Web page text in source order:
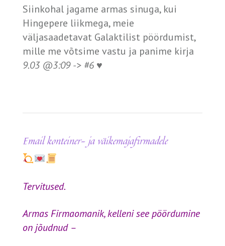
Siinkohal jagame armas sinuga, kui
Hingepere liikmega, meie
väljasaadetavat Galaktilist pöördumist,
mille me võtsime vastu ja panime kirja
9.03 @3:09 -> #6 ♥️
Email konteiner- ja väikemajafirmadele
Tervitused.
Armas Firmaomanik,kelleni see pöördumine
on jõudnud –